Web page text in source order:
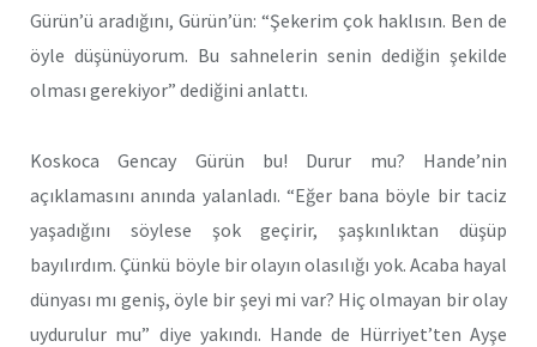
Gürün’ü aradığını, Gürün’ün: “Şekerim çok haklısın. Ben de
öyle düşünüyorum. Bu sahnelerin senin dediğin şekilde
olması gerekiyor” dediğini anlattı.
Koskoca Gencay Gürün bu! Durur mu? Hande’nin
açıklamasını anında yalanladı. “Eğer bana böyle bir taciz
yaşadığını söylese şok geçirir, şaşkınlıktan düşüp
bayılırdım. Çünkü böyle bir olayın olasılığı yok. Acaba hayal
dünyası mı geniş, öyle bir şeyi mi var? Hiç olmayan bir olay
uydurulur mu” diye yakındı. Hande de Hürriyet’ten Ayşe